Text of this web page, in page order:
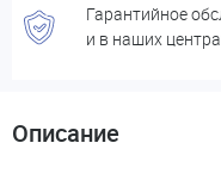
Гарантийное
и в наших
Описание